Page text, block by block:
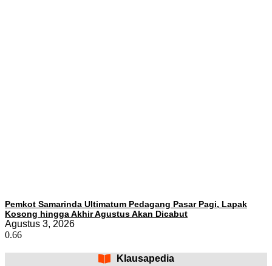
Pemkot Samarinda Ultimatum Pedagang Pasar Pagi, Lapak
Kosong hingga Akhir Agustus Akan Dicabut
Agustus 3, 2026
Klausapedia